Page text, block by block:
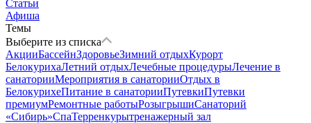
Статьи
Афиша
Темы
Выберите из списка
АкцииБассейнЗдоровьеЗимний отдыхКурорт
БелокурихаЛетний отдыхЛечебные процедурыЛечение в
санаторииМероприятия в санаторииОтдых в
БелокурихеПитание в санаторииПутевкиПутевки
премиумРемонтные работыРозыгрышиСанаторий
«Сибирь»СпаТерренкурытренажерный зал